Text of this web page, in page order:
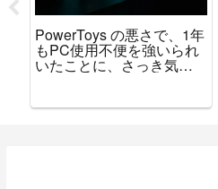
PowerToys の悪さで、1年
もPC使用不便を強いられ
いたことに、さっき気が